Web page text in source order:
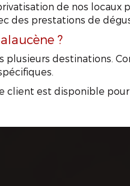
de nos locaux
des prestations de
?
plusieurs destinations.
client est disponible